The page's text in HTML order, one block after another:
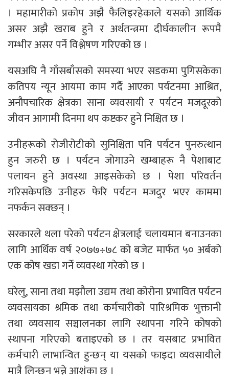
। महामारीको प्रकोप अझै फैलिइरहेकाले यसको आर्थिक
असर अझै खराब हुने र अर्थतन्त्रमा दीर्घकालीन रूपमै
गम्भीर असर पर्ने विश्लेषण गरिएको छ ।
यसअघि नै गाँसबाँसको समस्या भएर सडकमा पुगिसकेका
कतिपय न्यून आयमा काम गर्दै आएका पर्यटनमा आश्रित,
अनौपचारिक क्षेत्रका साना व्यवसायी र पर्यटन मजदूरको
जीवन आगामी दिनमा थप कष्टकर हुने निश्चित छ ।
उनीहरूको रोजीरोटीको सुनिश्चिता पनि पर्यटन पुनरुत्थान
हुन जरुरी छ । पर्यटन जोगाउने खम्बाहरू नै पेशाबाट
पलायन हुने अवस्था आइसकेको छ । पेशा परिवर्तन
गरिसकेपछि उनीहरु फेरि पर्यटन मजदुर भएर काममा
नफर्कन सक्छन् ।
सरकारले थला परेको पर्यटन क्षेत्रलाई चलायमान बनाउनका
लागि आर्थिक वर्ष २०७७÷७८ को बजेट मार्फत ५० अर्बको
एक कोष खडा गर्ने व्यवस्था गरेको छ ।
घरेलु, साना तथा मझौला उद्यम तथा कोरोना प्रभावित पर्यटन
व्यवसायका श्रमिक तथा कर्मचारीको पारिश्रमिक भुक्तानी
तथा व्यवसाय सञ्चालनका लागि स्थापना गरिने कोषको
स्थापना गरिएको बताइएको छ । तर यसबाट प्रभावित
कर्मचारी लाभान्वित हुन्छन् या यसको फाइदा व्यवसायीले
मात्रै लिन्छन भन्ने आशंका छ ।